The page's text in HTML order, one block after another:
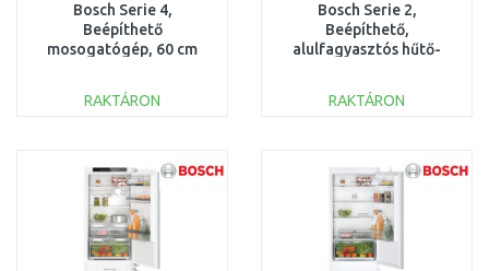
Bosch Serie 4,
Beépíthető
mosogatógép, 60 cm
RAKTÁRON
Összehasonlítás
Bosch Serie 2,
Beépíthető,
alulfagyasztós hűtő-
KBN96NSE0
RAKTÁRON
Összehasonlítás